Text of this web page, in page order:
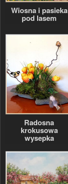
Wiosna i pasieka
pod lasem
Radosna
krokusowa
wysepka